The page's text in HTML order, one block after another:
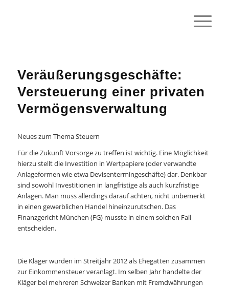
Veräußerungsgeschäfte:
Versteuerung einer privaten
Vermögensverwaltung
Neues zum Thema Steuern
Für die Zukunft Vorsorge zu treffen ist wichtig. Eine Möglichkeit
hierzu stellt die Investition in Wertpapiere (oder verwandte
Anlageformen wie etwa Devisentermingeschäfte) dar. Denkbar
sind sowohl Investitionen in langfristige als auch kurzfristige
Anlagen. Man muss allerdings darauf achten, nicht unbemerkt
in einen gewerblichen Handel hineinzurutschen. Das
Finanzgericht München (FG) musste in einem solchen Fall
entscheiden.
Die Kläger wurden im Streitjahr 2012 als Ehegatten zusammen
zur Einkommensteuer veranlagt. Im selben Jahr handelte der
Kläger bei mehreren Schweizer Banken mit Fremdwährungen